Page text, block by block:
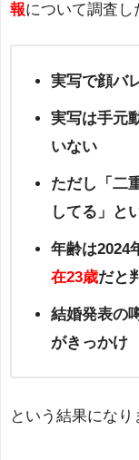
報について調査し
実写で顔バ
実写は手元
いない
ただし「二
してる」と
年齢は2024
在23歳だと
結婚発表の
がきっかけ
という結果になり